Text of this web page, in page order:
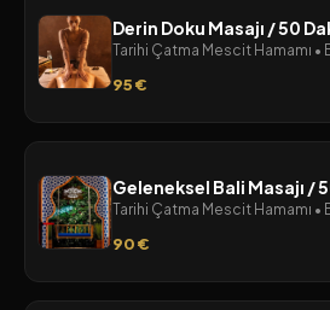
Derin Doku Masajı / 50
Tarihi Çatma Mescit Hamamı •
95 €
Geleneksel Bali Masajı /
Tarihi Çatma Mescit Hamamı •
90 €